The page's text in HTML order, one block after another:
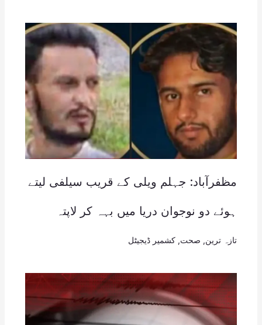
مظفرآباد: جہلم ویلی کے قریب سیلفی لیتے
ہوئے دو نوجوان دریا میں بہہ کر لاپتہ
تازہ ترین صحت کشمیر ڈیجیٹل